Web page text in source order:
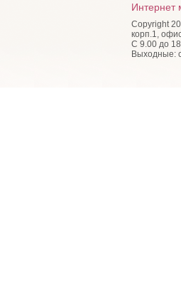
Интернет
Copyright
корп.1,
С 9.00 до
Выходные: